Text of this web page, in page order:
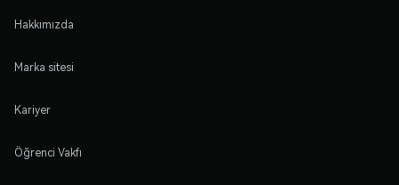
Hakkımızda
Marka sitesi
Kariyer
Öğrenci Vakfı